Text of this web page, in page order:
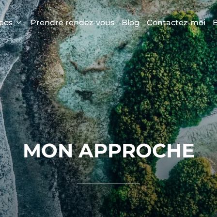
Prendre rendez-vous Blog Contactez-moi
MON APPROCHE